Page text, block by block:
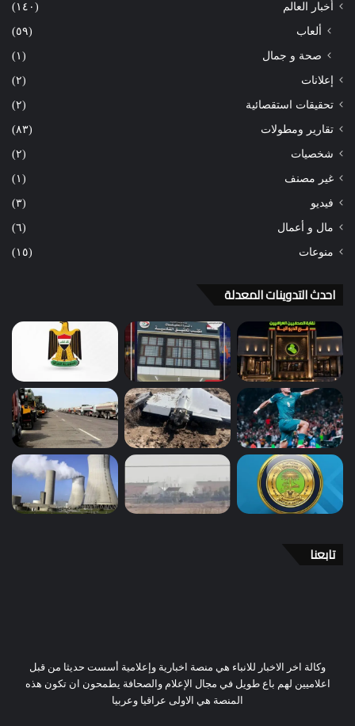
أخبار العالم (١٤٠)
ألعاب
(٥٩)
صحة و جمال
(١)
إعلانات (٢)
تحقيقات استقصائية (٢)
تقارير ومطولات (٨٣)
شخصيات (٢)
غير مصنف (١)
فيديو (٣)
مال و أعمال (٦)
منوعات (١٥)
احدث التدوينات المعدلة
تابعنا
وكالة اخر الاخبار للانباء هي منصة اخبارية وإعلامية أسست حديثا من قبل
اعلاميين لهم باع طويل في مجال الإعلام والصحافة يطمحون ان تكون هذه
المنصة هي الاولى عراقيا وعربيا